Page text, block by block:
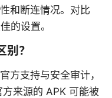
和断连情况。对比
的设置。
？
方支持与安全审计，
来源的 APK 可能被